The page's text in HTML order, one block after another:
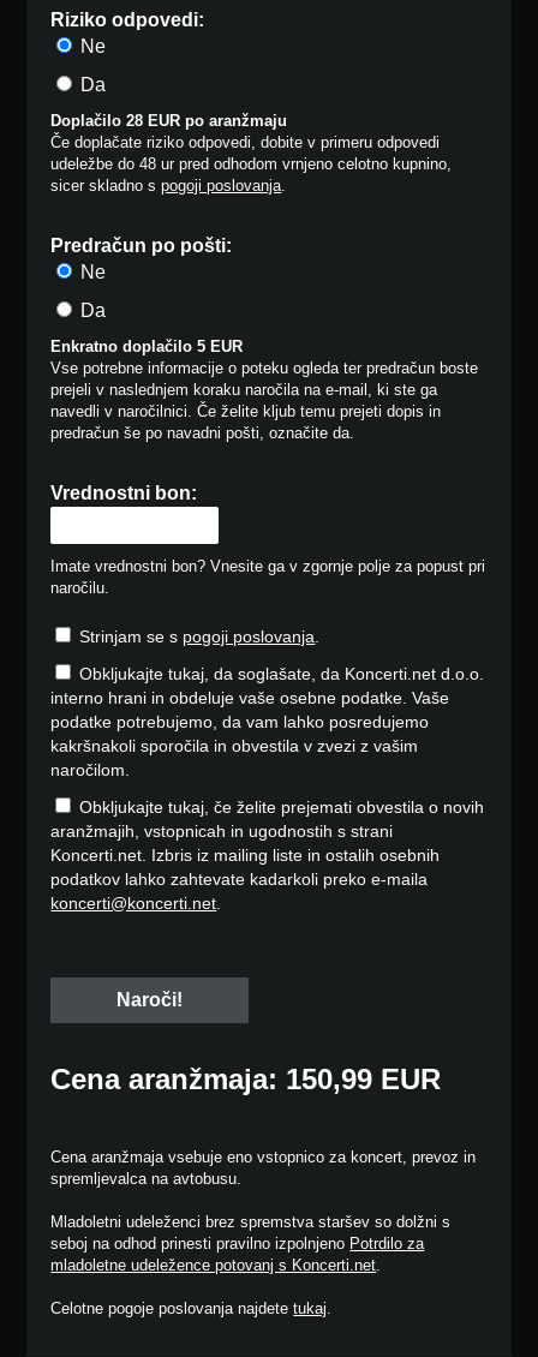
Riziko odpovedi:
Ne
Da
Doplačilo 28 EUR po aranžmaju
Če doplačate riziko odpovedi, dobite v primeru odpovedi
udeležbe do 48 ur pred odhodom vrnjeno celotno kupnino,
sicer skladno spogoji poslovanja.
Predračun po pošti:
Ne
Da
Enkratno doplačilo 5 EUR
Vse potrebne informacije o poteku ogleda ter predračun boste
prejeli v naslednjem koraku naročila na e-mail, ki ste ga
navedli v naročilnici. Če želite kljub temu prejeti dopis in
predračun še po navadni pošti, označite da.
Vrednostni bon:
Imate vrednostni bon? Vnesite ga v zgornje polje za popust pri
naročilu.
Strinjam se s pogoji poslovanja.
Obkljukajte tukaj, da soglašate, da Koncerti.net d.o.o.
interno hrani in obdeluje vaše osebne podatke. Vaše
podatke potrebujemo, da vam lahko posredujemo
kakršnakoli sporočila in obvestila v zvezi z vašim
naročilom.
Obkljukajte tukaj, če želite prejemati obvestila o novih
aranžmajih, vstopnicah in ugodnostih s strani
Koncerti.net. Izbris iz mailing liste in ostalih osebnih
podatkov lahko zahtevate kadarkoli preko e-maila
koncerti@koncerti.net.
Cena aranžmaja: 150,99 EUR
Cena aranžmaja vsebuje eno vstopnico za koncert, prevoz in
spremljevalca na avtobusu.
Mladoletni udeleženci brez spremstva staršev so dolžni s
seboj na odhod prinesti pravilno izpolnjeno Potrdilo za
mladoletne udeležence potovanj s Koncerti.net.
Celotne pogoje poslovanja najdetetukaj.